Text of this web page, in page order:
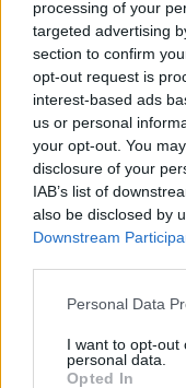
processing of your
targeted advertising
section to confirm
opt-out request is
interest-based ads
us or personal
your opt-out. You
disclosure of your
IAB’s list of
also be disclosed by
Downstream
Personal Data
I want to opt-out
personal data.
Opted In
Komentarai
Rašyti
Jūsų vardas